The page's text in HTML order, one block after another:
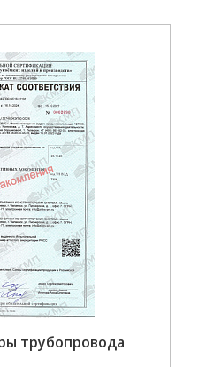
трубопровода